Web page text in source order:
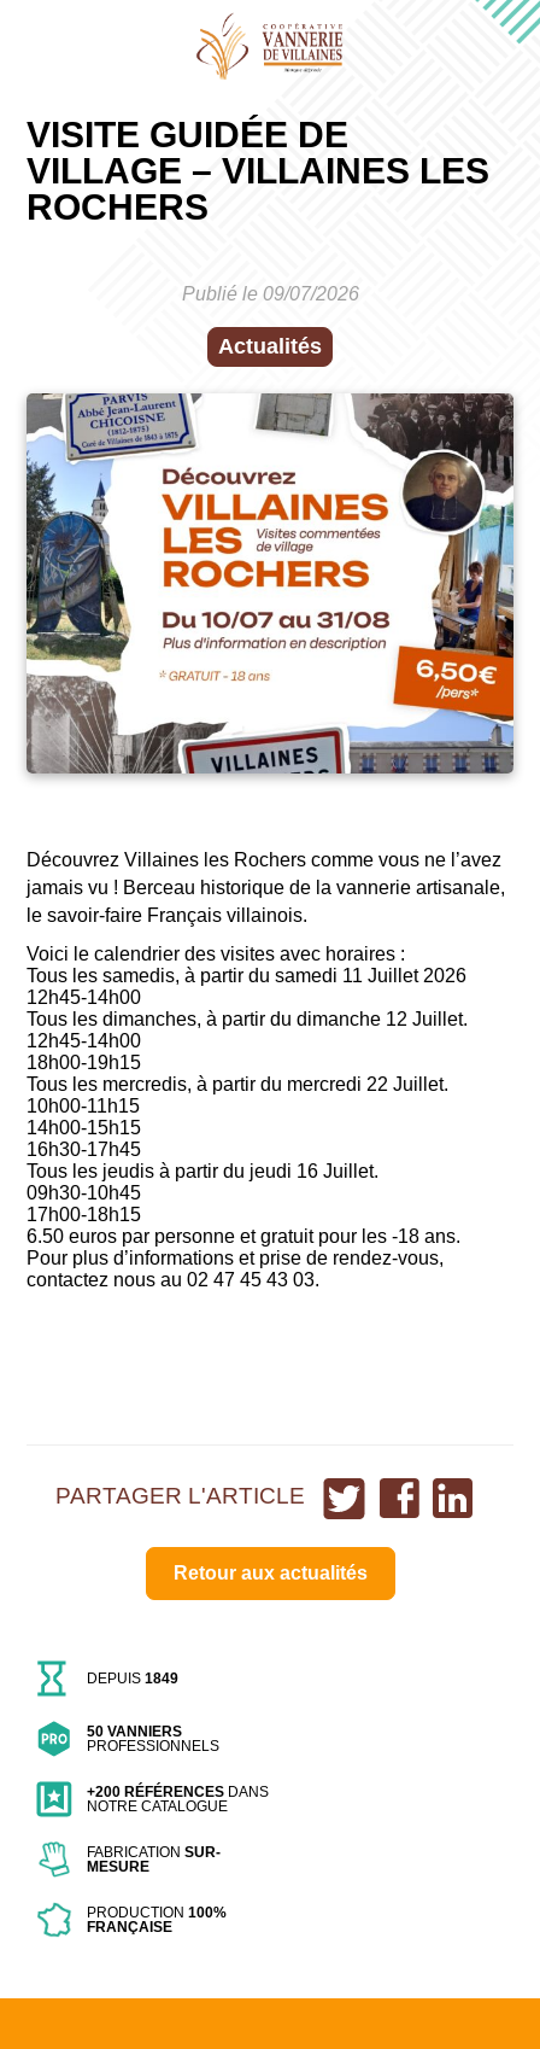
VISITE GUIDÉE DE
VILLAGE – VILLAINES LES
ROCHERS
Publié le 09/07/2026
Actualités
Découvrez Villaines les Rochers comme vous ne l’avez
jamais vu ! Berceau historique de la vannerie artisanale,
le savoir-faire Français villainois.
Voici le calendrier des visites avec horaires :
Tous les samedis, à partir du samedi 11 Juillet 2026
12h45-14h00
Tous les dimanches, à partir du dimanche 12 Juillet.
12h45-14h00
18h00-19h15
Tous les mercredis, à partir du mercredi 22 Juillet.
10h00-11h15
14h00-15h15
16h30-17h45
Tous les jeudis à partir du jeudi 16 Juillet.
09h30-10h45
17h00-18h15
6.50 euros par personne et gratuit pour les -18 ans.
Pour plus d’informations et prise de rendez-vous,
contactez nous au 02 47 45 43 03.
PARTAGER L'ARTICLE
Partager
sur
Twitter
Partager
sur
Partager
sur
Retour aux actualités
DEPUIS1849
50 VANNIERS
PROFESSIONNELS
+200 RÉFÉRENCES DANS
NOTRE CATALOGUE
FABRICATIONSUR-
MESURE
PRODUCTION100%
FRANÇAISE